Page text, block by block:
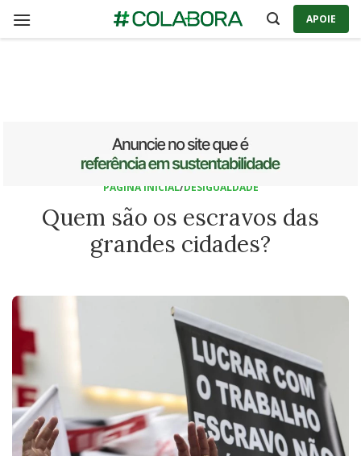
APOIE
PÁGINA INICIAL/DESIGUALDADE
Quem são os escravos das
grandes cidades?